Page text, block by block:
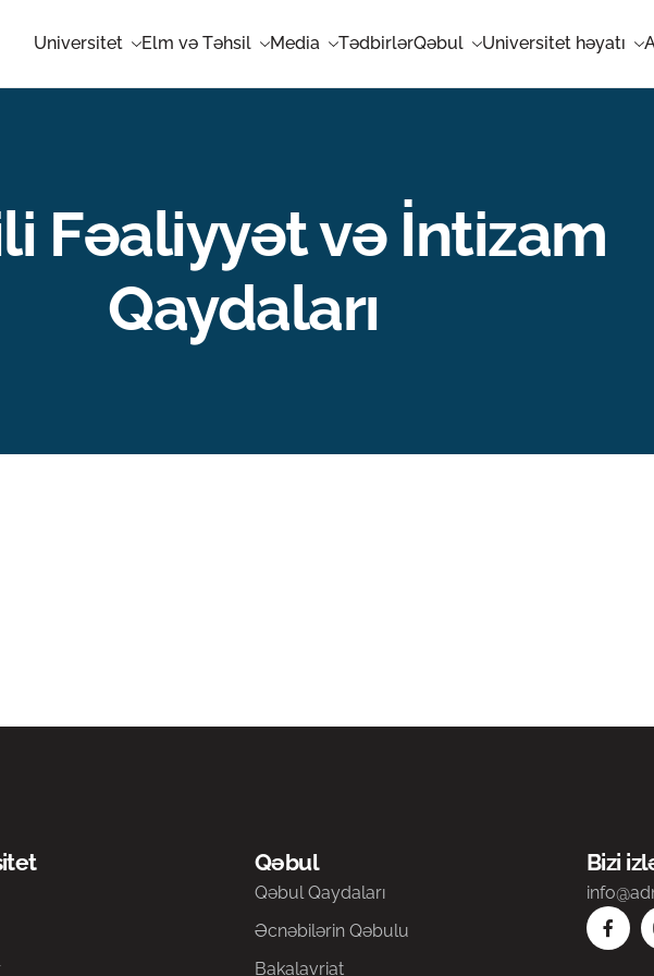
Universitet Elm və Təhsil Media TədbirlərQəbul Universitet həyatı
Fəaliyyət və İntizam
Qaydaları
Qəbul
Qəbul Qaydaları
Əcnəbilərin Qəbulu
Bakalavriat
Bizi